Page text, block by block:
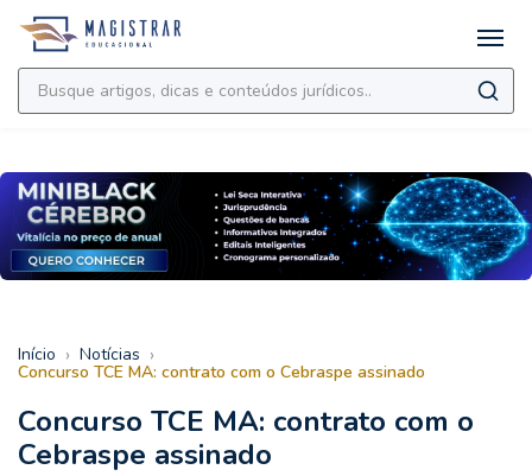
Início › Notícias ›
Concurso TCE MA: contrato com o Cebraspe assinado
Concurso TCE MA: contrato com o
Cebraspe assinado